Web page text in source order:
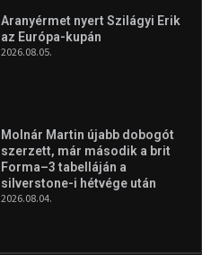
Aranyérmet nyert Szilágyi Erik
az Európa-kupán
2026.08.05.
Molnár Martin újabb dobogót
szerzett, már második a brit
Forma–3 tabelláján a
silverstone-i hétvége után
2026.08.04.